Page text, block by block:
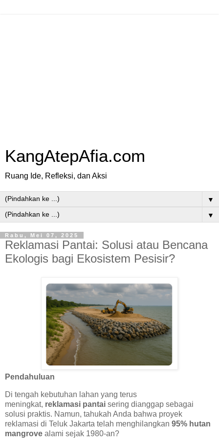
KangAtepAfia.com
Ruang Ide, Refleksi, dan Aksi
▼
▼
Rabu, Mei 07, 2025
Reklamasi Pantai: Solusi atau Bencana
Ekologis bagi Ekosistem Pesisir?
Pendahuluan
Di tengah kebutuhan lahan yang terus
meningkat, reklamasi pantai sering dianggap sebagai
solusi praktis. Namun, tahukah Anda bahwa proyek
reklamasi di Teluk Jakarta telah menghilangkan 95% hutan
mangrove alami sejak 1980-an?